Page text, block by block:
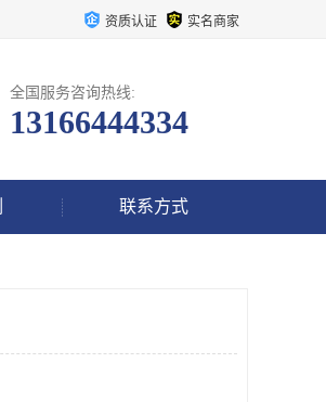
资质认证 实名商家
全国服务咨询热线:
13166444334
联系方式